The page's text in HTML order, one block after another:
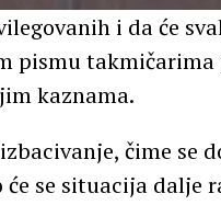
i da će
pismu takmičarima
kaznama.
čime se
se situacija dalje